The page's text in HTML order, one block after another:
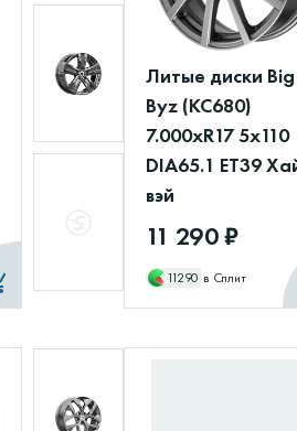
Литые диски Big
Byz (КС680)
7.000xR17 5x110
DIA65.1 ET39
вэй
11 290 ₽
11290 в Сплит